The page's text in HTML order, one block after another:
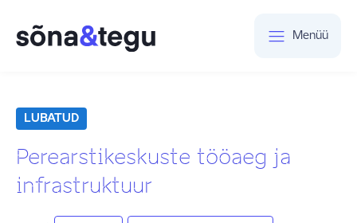
Menüü
LUBATUD
Perearstikeskuste tööaeg ja
infrastruktuur